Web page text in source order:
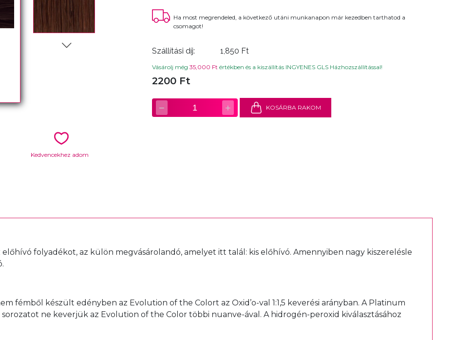
Kedvencekhez adom
Ha most megrendeled, a következő utáni munkanapon már kezedben tarthatod a
csomagot!
Szállítási díj: 1,850 Ft
Vásárolj még 35,000 Ft értékben és a kiszállítás INGYENES GLS Házhozszállítással!
2200 Ft
− 1 + KOSÁRBA RAKOM
előhívó folyadékot, az külön megvásárolandó, amelyet itt talál: kis előhívó. Amennyiben nagy kiszerelésle
.
fémből készült edényben az Evolution of the Colort az Oxid’o-val 1:1,5 keverési arányban. A Platinum
sorozatot ne keverjük az Evolution of the Color többi nuanve-ával. A hidrogén-peroxid kiválasztásához